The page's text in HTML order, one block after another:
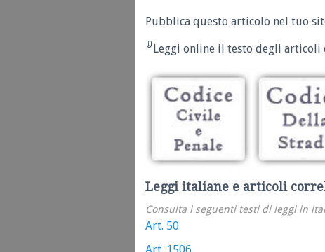
Pubblica questo articolo nel tuo
Leggi online il testo degli articoli
Leggi italiane e articoli
Consulta i seguenti testi di leggi in
Art. 50